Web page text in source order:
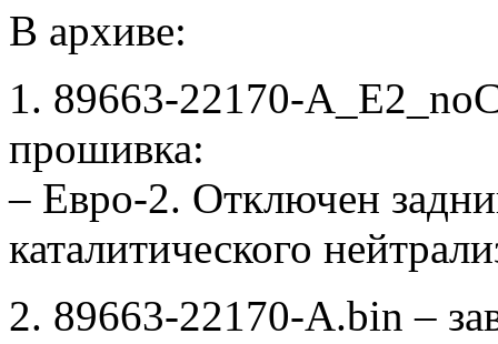
В архиве:
1. 89663-22170-
прошивка:
– Евро-2. Отключен
каталитического
2. 89663-22170-A.bin –